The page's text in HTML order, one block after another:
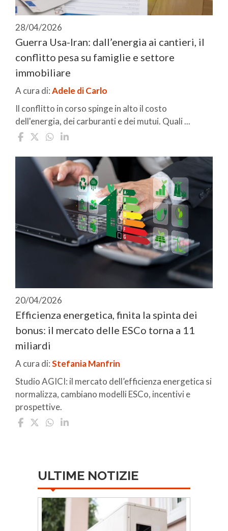
28/04/2026
Guerra Usa-Iran: dall’energia ai cantieri, il
conflitto pesa su famiglie e settore
immobiliare
A cura di:Adele di Carlo
Il conflitto in corso spinge in alto il costo
dell'energia, dei carburanti e dei mutui. Quali ...
20/04/2026
Efficienza energetica, finita la spinta dei
bonus: il mercato delle ESCo torna a 11
miliardi
A cura di:Stefania Manfrin
Studio AGICI: il mercato dell’efficienza energetica si
normalizza, cambiano modelli ESCo, incentivi e
prospettive.
ULTIME NOTIZIE